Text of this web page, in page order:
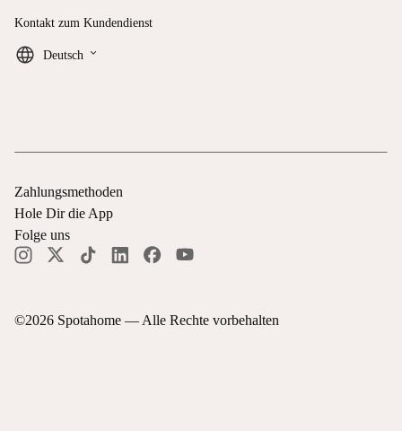
Kontakt zum Kundendienst
Deutsch keyboard_arrow_down
©2026 Spotahome — Alle Rechte vorbehalten
Zahlungsmethoden
Hole Dir die App
Folge uns